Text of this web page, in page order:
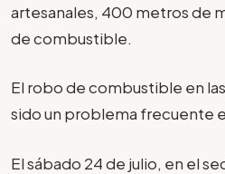
artesanales, 400 metros de
de combustible.
El robo de combustible en
sido un problema frecuente
El sábado 24 de julio, en el